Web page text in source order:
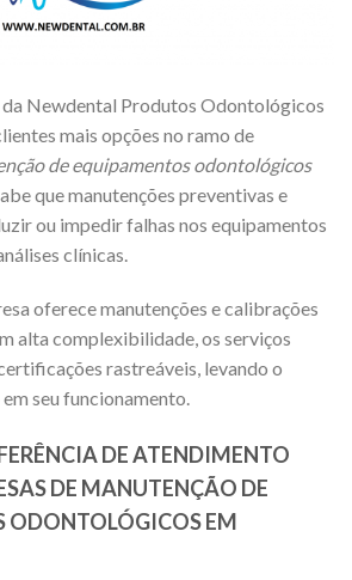
Newdental Produtos Odontológicos
mais opções no ramo de
de equipamentos odontológicos
que manutenções preventivas e
ou impedir falhas nos equipamentos
clínicas.
oferece manutenções e calibrações
alta complexibilidade, os serviços
rastreáveis, levando o
seu funcionamento.
DE ATENDIMENTO
DE MANUTENÇÃO DE
ODONTOLÓGICOS EM